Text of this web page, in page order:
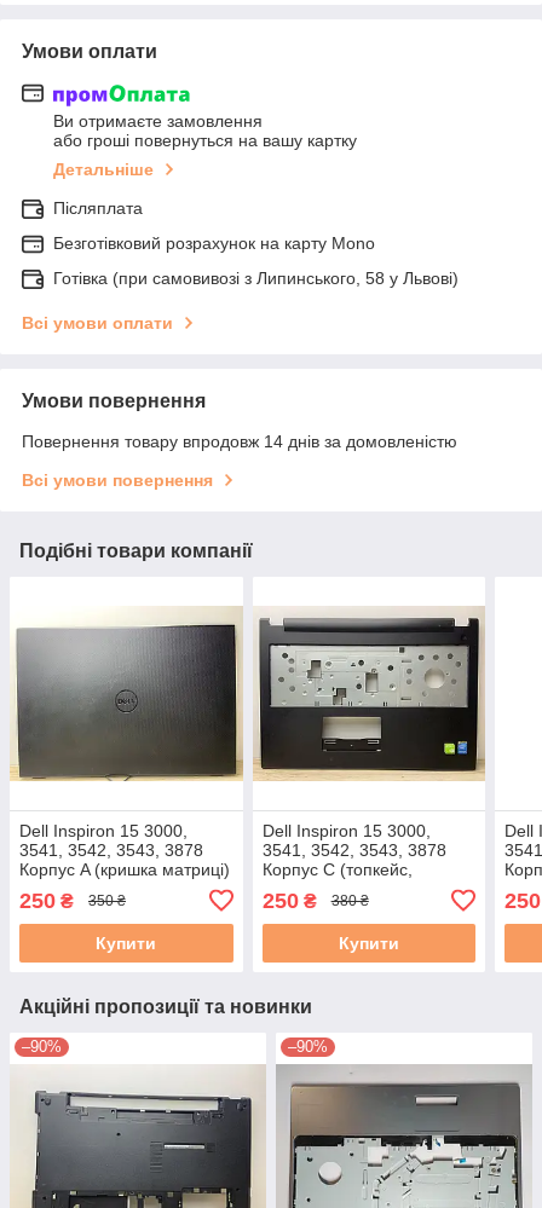
Умови оплати
Ви отримаєте замовлення
або гроші повернуться на вашу картку
Детальніше
Післяплата
Безготівковий розрахунок на карту Mono
Готівка (при самовивозі з Липинського, 58 у Львові)
Всі умови оплати
Умови повернення
Повернення товару впродовж 14 днів за домовленістю
Всі умови повернення
Подібні товари компанії
Dell Inspiron 15 3000,
3541, 3542, 3543, 3878
Корпус A (кришка матриці)
(0CHV9G 460.00H01.0051)
4A
250 ₴ 350 ₴
Купити
Dell Inspiron 15 3000,
3541, 3542, 3543, 3878
Корпус C (топкейс,
середня частина) 0M214V
460.00H03.0004 3+A б/в
250₴ 380 ₴
Купити
Dell
4A
250
Акційні пропозиції та новинки
–90% –90%